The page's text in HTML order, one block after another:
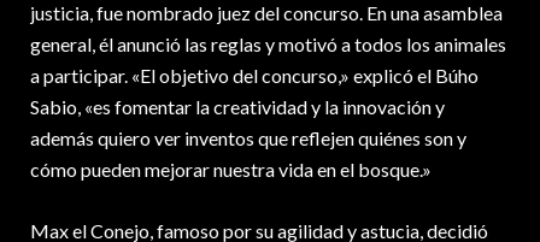
justicia, fue nombrado juez del concurso. En una asamblea
general, él anunció las reglas y motivó a todos los animales
a participar. «El objetivo del concurso,» explicó el Búho
Sabio, «es fomentar la creatividad y la innovación y
además quiero ver inventos que reflejen quiénes son y
cómo pueden mejorar nuestra vida en el bosque.»
Max el Conejo, famoso por su agilidad y astucia, decidió